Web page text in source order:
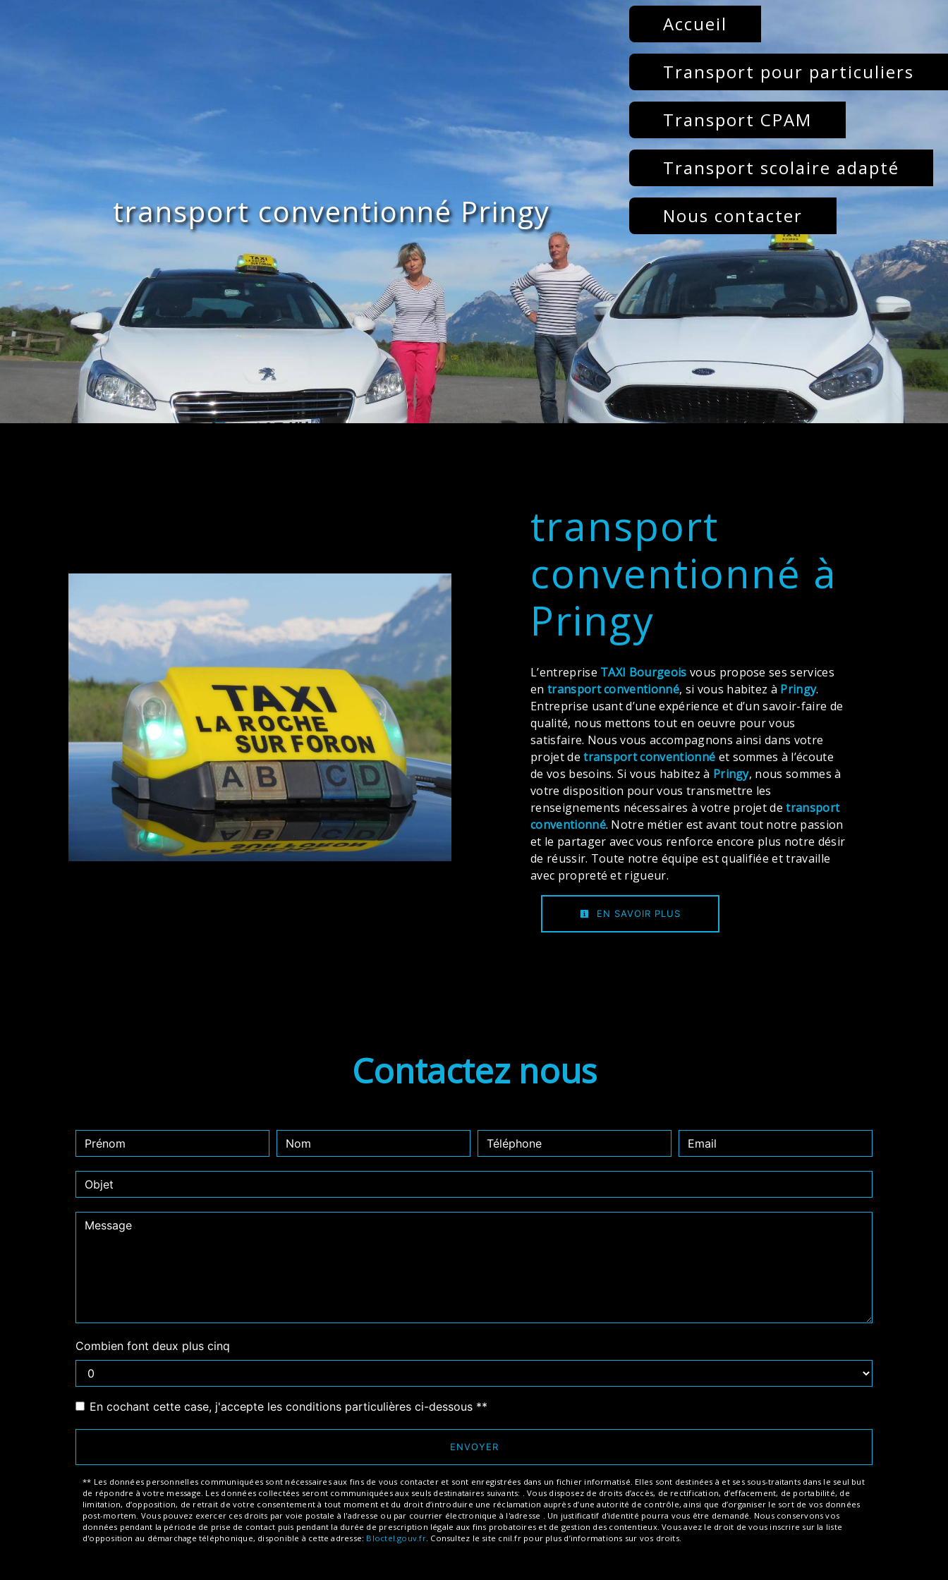
Accueil
Transport pour particuliers
Transport CPAM
Transport scolaire adapté
Nous contacter
transport conventionné Pringy
transport
conventionné à
Pringy
L’entreprise TAXI Bourgeois vous propose ses services
en transport conventionné, si vous habitez à Pringy.
Entreprise usant d’une expérience et d’un savoir-faire de
qualité, nous mettons tout en oeuvre pour vous
satisfaire. Nous vous accompagnons ainsi dans votre
projet detransport conventionné et sommes à l’écoute
de vos besoins. Si vous habitez à Pringy, nous sommes à
votre disposition pour vous transmettre les
renseignements nécessaires à votre projet detransport
conventionné. Notre métier est avant tout notre passion
et le partager avec vous renforce encore plus notre désir
de réussir. Toute notre équipe est qualifiée et travaille
avec propreté et rigueur.
EN SAVOIR PLUS
Contactez nous
Combien font deux plus cinq
En cochant cette case, j'accepte les conditions particulières ci-dessous **
ENVOYER
** Les données personnelles communiquées sont nécessaires aux fins de vous contacter et sont enregistrées dans un fichier informatisé. Elles sont destinées à et ses sous-traitants dans le seul but
de répondre à votre message. Les données collectées seront communiquées aux seuls destinataires suivants: . Vous disposez de droits d’accès, de rectification, d’effacement, de portabilité, de
limitation, d’opposition, de retrait de votre consentement à tout moment et du droit d’introduire une réclamation auprès d’une autorité de contrôle, ainsi que d’organiser le sort de vos données
post-mortem. Vous pouvez exercer ces droits par voie postale à l'adresse ou par courrier électronique à l'adresse . Un justificatif d'identité pourra vous être demandé. Nous conservons vos
données pendant la période de prise de contact puis pendant la durée de prescription légale aux fins probatoires et de gestion des contentieux. Vous avez le droit de vous inscrire sur la liste
d'opposition au démarchage téléphonique, disponible à cette adresse: Bloctel.gouv.fr. Consultez le site cnil.fr pour plus d’informations sur vos droits.